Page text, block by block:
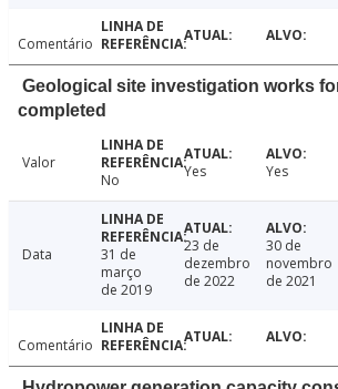
Comentário
Geological site investigation works
completed
Valor
No
Yes Yes
Data
31 de
março
de 2019
23 de
dezembro
de 2022
30 de
novembro
de 2021
Comentário